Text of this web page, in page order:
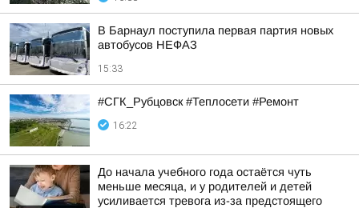
В Барнаул поступила первая партия новых
автобусов НЕФАЗ
15:33
#СГК_Рубцовск #Теплосети #Ремонт
16:22
До начала учебного года остаётся чуть
меньше месяца, и у родителей и детей
усиливается тревога из-за предстоящего